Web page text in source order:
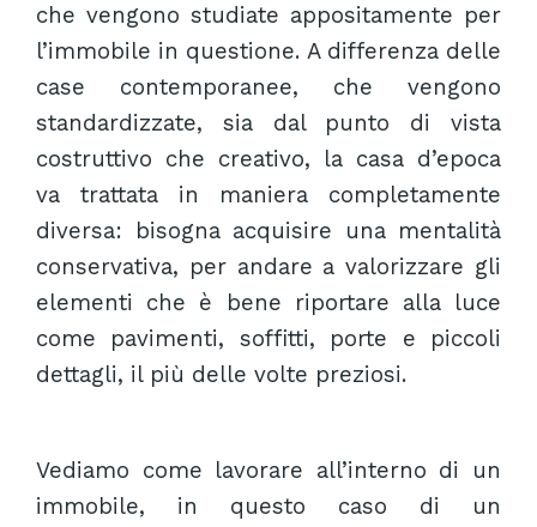
che vengono studiate appositamente per
l’immobile in questione. A differenza delle
case contemporanee, che vengono
standardizzate, sia dal punto di vista
costruttivo che creativo, la casa d’epoca
va trattata in maniera completamente
diversa: bisogna acquisire una mentalità
conservativa, per andare a valorizzare gli
elementi che è bene riportare alla luce
come pavimenti, soffitti, porte e piccoli
dettagli, il più delle volte preziosi.
Vediamo come lavorare all’interno di un
immobile, in questo caso di un